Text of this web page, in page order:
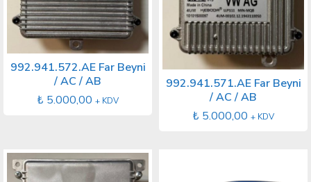
992.941.572.AE Far Beyni
/ AC / AB
₺ 5.000,00 + KDV
992.941.571.AE Far Beyni
/ AC / AB
₺ 5.000,00 + KDV